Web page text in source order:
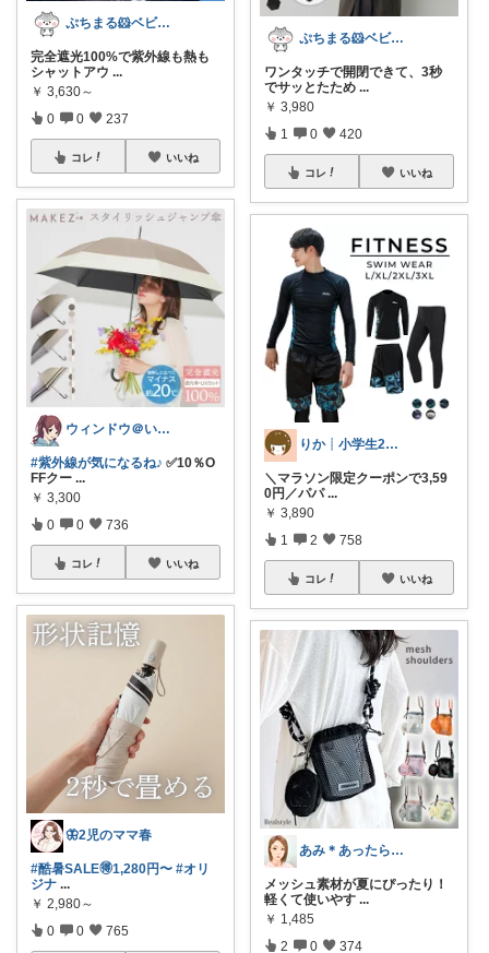
ぷちまる🐹ベビー子供服♡
完全遮光100%で紫外線も熱も
シャットアウ ...
￥ 3,630～
0 0 237
コレ いいね
ウィンドウ＠いつもありがとうございます♪
#紫外線が気になるね♪ ✅10％O
FFクー ...
￥ 3,300
0 0 736
コレ いいね
🦋2児のママ春
#酷暑SALE🉐1,280円〜 #オリ
ジナ ...
￥ 2,980～
0 0 765
ぷちまる🐹ベビー子供服♡
ワンタッチで開閉できて、3秒
でサッとたため ...
￥ 3,980
1 0 420
コレ いいね
りか┊小学生2人4人家族2LDK暮らし
＼マラソン限定クーポンで3,59
0円／パパ ...
￥ 3,890
1 2 758
コレ いいね
あみ＊あったら便利がたくさん🛒‼️✨
メッシュ素材が夏にぴったり！
軽くて使いやす ...
￥ 1,485
2 0 374